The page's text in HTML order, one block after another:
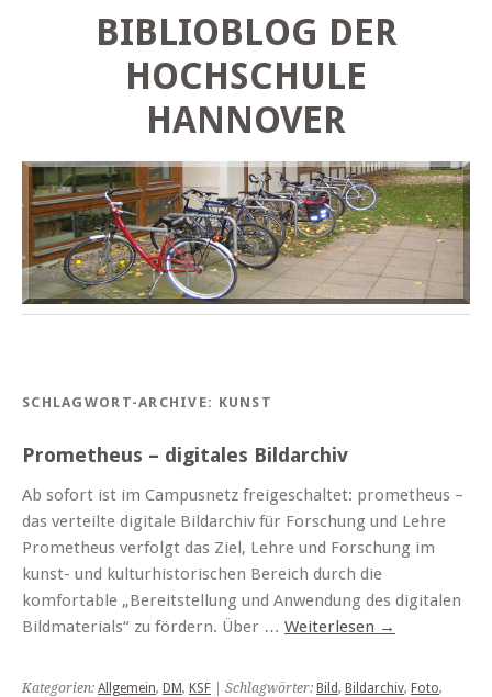
BIBLIOBLOG DER
HOCHSCHULE
HANNOVER
SCHLAGWORT-ARCHIVE: KUNST
Prometheus – digitales Bildarchiv
Ab sofort ist im Campusnetz freigeschaltet: prometheus –
das verteilte digitale Bildarchiv für Forschung und Lehre
Prometheus verfolgt das Ziel, Lehre und Forschung im
kunst- und kulturhistorischen Bereich durch die
komfortable „Bereitstellung und Anwendung des digitalen
Bildmaterials“ zu fördern. Über … Weiterlesen →
Kategorien: Allgemein, DM, KSF | Schlagwörter: Bild, Bildarchiv, Foto,